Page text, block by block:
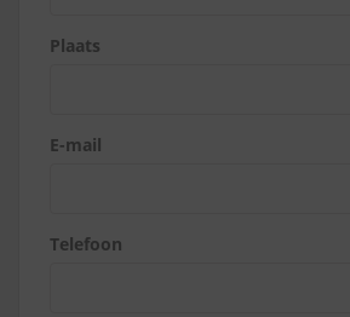
Plaats
E-mail
Telefoon